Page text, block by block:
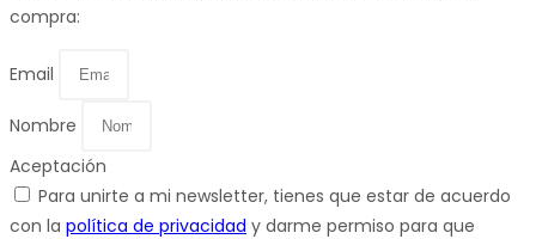
compra:
Email
Nombre
Aceptación
Para unirte a mi newsletter, tienes que estar de acuerdo
con la política de privacidad y darme permiso para que